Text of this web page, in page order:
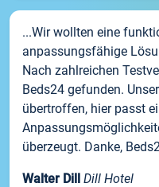
...Wir wollten eine
anpassungsfähige
Nach zahlreichen
Beds24 gefunden.
übertroffen, hier passt
überzeugt. Danke,
Walter Dill Dill Hotel